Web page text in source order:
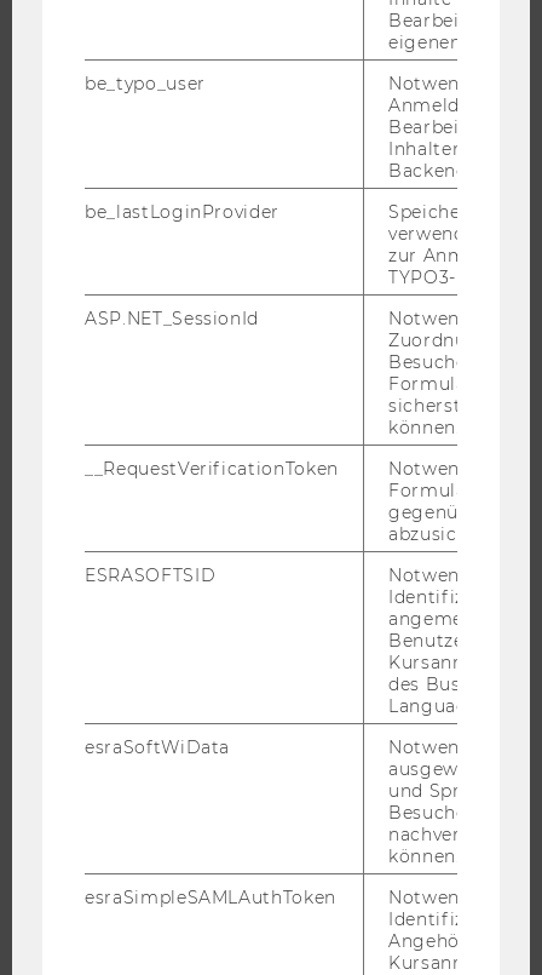
UNIVERSITÄT
CAMPUS
JOBPORTAL
RESEARCH CAREER
KARRIERENETZWERKE AN DER WU
Bearbeitung des
eigenen Profils.
be_typo_user
Notwendig für
Anmeldung und
Bearbeitung von
Inhalten im
Backend.
be_lastLoginProvider
Speichert die
verwendete
zur Anmeldung
TYPO3-Backend.
ASP.NET_SessionId
Notwendig, um
Zuordnung von
Besucher zu
sicherstellen zu
können.
__RequestVerificationToken
Notwendig, um
gegenüber
abzusichern.
ESRASOFTSID
Notwendig zur
Identifizierung
angemeldeten
Benutzers im
des Business
Language
esraSoftWiData
Notwendig um
ausgewählte
und
Besuchers
nachverfolgen
können.
esraSimpleSAMLAuthToken
Notwendig zur
Identifizierung
Angehörige/r für
Kursanmeldung.